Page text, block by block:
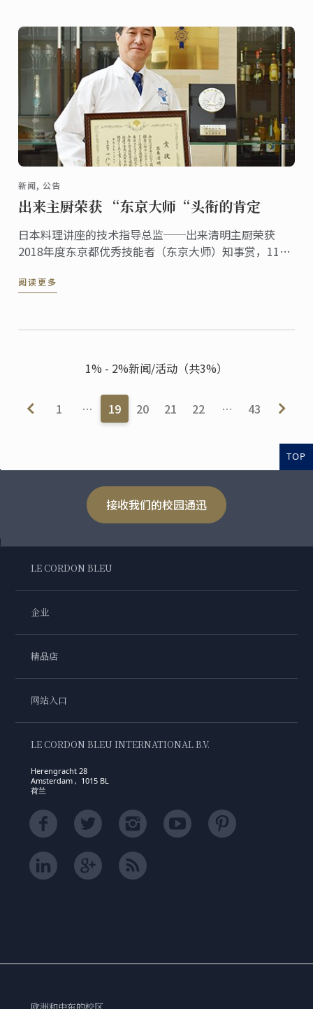
新闻, 公告
出来主厨荣获 “东京大师“头衔的肯定
日本料理讲座的技术指导总监──出来清明主厨荣获
2018年度东京都优秀技能者（东京大师）知事赏，11月
阅读更多
1% - 2%新闻/活动（共3%）
1 … 19 20 21 22 … 43
TOP
接收我们的校园通迅
LE CORDON BLEU
企业
精品店
网站入口
LE CORDON BLEU INTERNATIONAL B.V.
Herengracht 28
Amsterdam , 1015 BL
荷兰